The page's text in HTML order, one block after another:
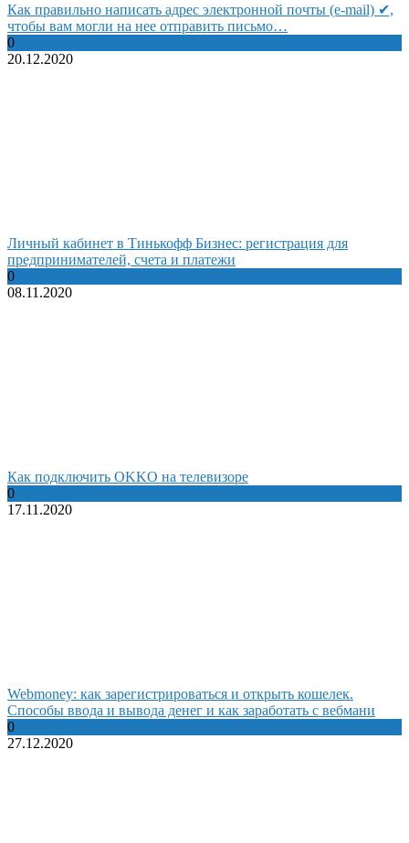
Как правильно написать адрес электронной почты (e-mail) ✔,
чтобы вам могли на нее отправить письмо…
0
20.12.2020
Личный кабинет в Тинькофф Бизнес: регистрация для
предпринимателей, счета и платежи
0
08.11.2020
Как подключить OKKO на телевизоре
0
17.11.2020
Webmoney: как зарегистрироваться и открыть кошелек.
Способы ввода и вывода денег и как заработать с вебмани
0
27.12.2020